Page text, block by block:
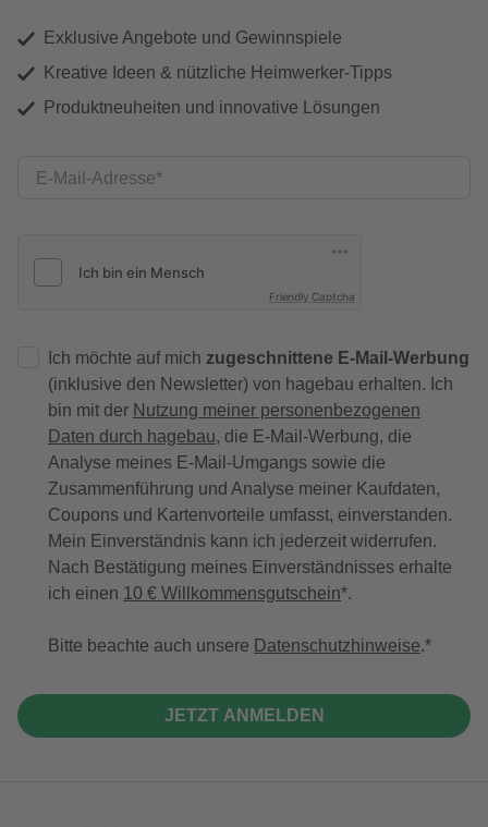
Exklusive Angebote und Gewinnspiele
Kreative Ideen & nützliche Heimwerker-Tipps
Produktneuheiten und innovative Lösungen
E-Mail-Adresse
Friendly Captcha
Ich möchte auf mich zugeschnittene E-Mail-Werbung
(inklusive den Newsletter) von hagebau erhalten. Ich
bin mit der Nutzung meiner personenbezogenen
Daten durch hagebau, die E-Mail-Werbung, die
Analyse meines E-Mail-Umgangs sowie die
Zusammenführung und Analyse meiner Kaufdaten,
Coupons und Kartenvorteile umfasst, einverstanden.
Mein Einverständnis kann ich jederzeit widerrufen.
Nach Bestätigung meines Einverständnisses erhalte
ich einen 10 € Willkommensgutschein*.
Bitte beachte auch unsere Datenschutzhinweise.
JETZT ANMELDEN